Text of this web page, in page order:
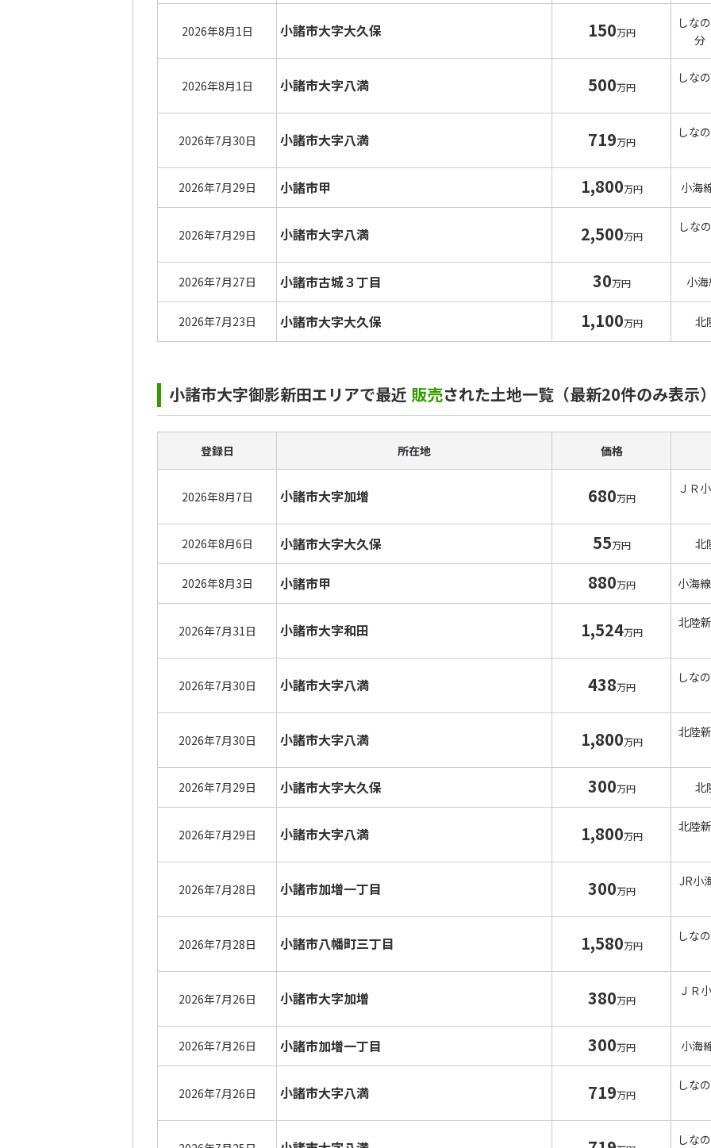
2026年8月1日 小諸市大字大久保 150万円
しな
分
2026年8月1日 小諸市大字八満 500万円
しな
2026年7月30日 小諸市大字八満 719万円
しな
2026年7月29日 小諸市甲 1,800万円 小海
2026年7月29日 小諸市大字八満 2,500万円
しな
2026年7月27日 小諸市古城３丁目 30万円 小
2026年7月23日 小諸市大字大久保 1,100万円 北
小諸市大字御影新田エリアで最近 販売された土地一覧（最新20件のみ表示）
登録日 所在地 価格
2026年8月7日 小諸市大字加増 680万円
ＪＲ
2026年8月6日 小諸市大字大久保 55万円 北
2026年8月3日 小諸市甲 880万円 小海
2026年7月31日 小諸市大字和田 1,524万円
北陸
2026年7月30日 小諸市大字八満 438万円
しな
2026年7月30日 小諸市大字八満 1,800万円
北陸
2026年7月29日 小諸市大字大久保 300万円 北
2026年7月29日 小諸市大字八満 1,800万円
北陸
2026年7月28日 小諸市加増一丁目 300万円
JR小
2026年7月28日 小諸市八幡町三丁目 1,580万円
しな
2026年7月26日 小諸市大字加増 380万円
ＪＲ
2026年7月26日 小諸市加増一丁目 300万円 小海
2026年7月26日 小諸市大字八満 719万円
しな
しな